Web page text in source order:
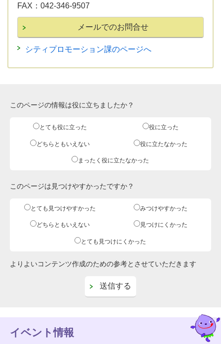
FAX： 042-346-9507
シティプロモーション課のページへ
このページの情報は役に立ちましたか？
とても役に立った 役に立った
どちらともいえない 役に立たなかった
まったく役に立たなかった
このページは見つけやすかったですか？
とても見つけやすかった みつけやすかった
どちらともいえない 見つけにくかった
とても見つけにくかった
よりよいコンテンツ作成のための参考とさせていただきます
イベント情報